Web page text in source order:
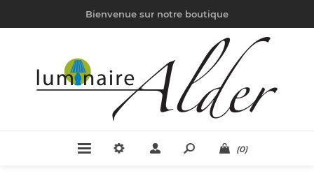
Bienvenue sur notre boutique
(0)